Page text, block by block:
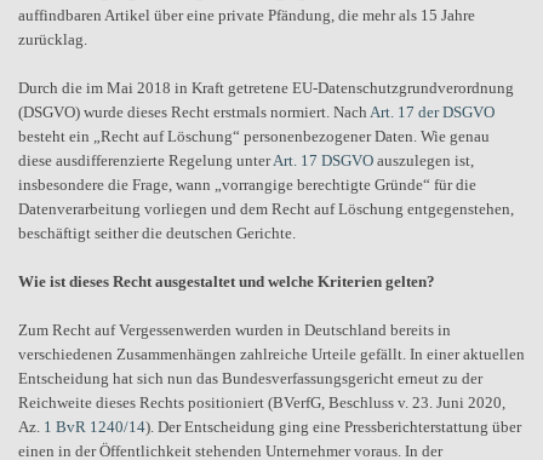
auffindbaren Artikel über eine private Pfändung, die mehr als 15 Jahre
zurücklag.
Durch die im Mai 2018 in Kraft getretene EU-Datenschutzgrundverordnung
(DSGVO) wurde dieses Recht erstmals normiert. Nach Art. 17 der DSGVO
besteht ein „Recht auf Löschung“ personenbezogener Daten. Wie genau
diese ausdifferenzierte Regelung unterArt. 17 DSGVO auszulegen ist,
insbesondere die Frage, wann „vorrangige berechtigte Gründe“ für die
Datenverarbeitung vorliegen und dem Recht auf Löschung entgegenstehen,
beschäftigt seither die deutschen Gerichte.
Wie ist dieses Recht ausgestaltet und welche Kriterien gelten?
Zum Recht auf Vergessenwerden wurden in Deutschland bereits in
verschiedenen Zusammenhängen zahlreiche Urteile gefällt. In einer aktuellen
Entscheidung hat sich nun das Bundesverfassungsgericht erneut zu der
Reichweite dieses Rechts positioniert (BVerfG, Beschluss v. 23. Juni 2020,
Az. 1 BvR 1240/14). Der Entscheidung ging eine Pressberichterstattung über
einen in der Öffentlichkeit stehenden Unternehmer voraus. In der